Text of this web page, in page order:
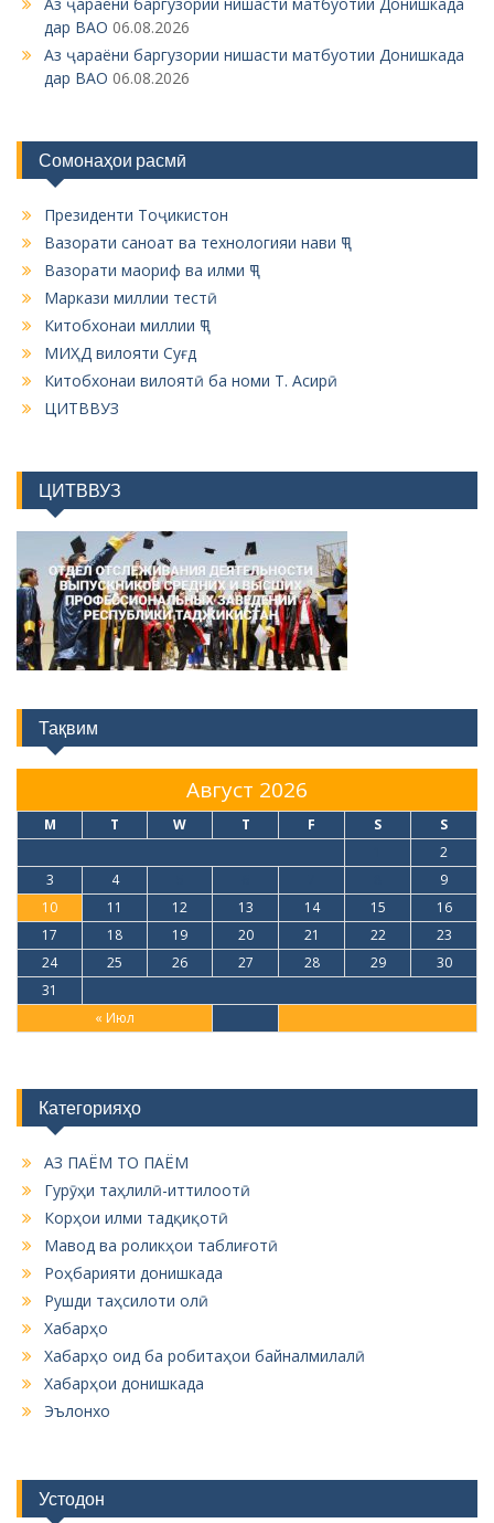
дар ВАО 06.08.2026
Аз ҷараёни баргузории нишасти матбуотии Донишкада
дар ВАО 06.08.2026
Сомонаҳои расмӣ
Президенти Тоҷикистон
Вазорати саноат ва технологияи нави ҶТ
Вазорати маориф ва илми ҶТ
Маркази миллии тестӣ
Китобхонаи миллии ҶТ
МИҲД вилояти Суғд
Китобхонаи вилоятӣ ба номи Т. Асирӣ
ЦИТВВУЗ
ЦИТВВУЗ
Тақвим
Август 2026
M T W T F S S
« Июл
2
3
4
9
10
11 12 13 14 15
16
17
18 19 20 21 22
23
24
25 26 27 28 29
30
31
Категорияҳо
АЗ ПАЁМ ТО ПАЁМ
Гурӯҳи таҳлилӣ-иттилоотӣ
Корҳои илми тадқиқотӣ
Мавод ва роликҳои таблиғотӣ
Роҳбарияти донишкада
Рушди таҳсилоти олӣ
Хабарҳо
Хабарҳо оид ба робитаҳои байналмилалӣ
Хабарҳои донишкада
Эълонхо
Устодон